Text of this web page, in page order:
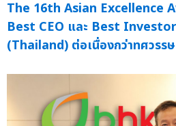
The 16th Asian Excellence
Best CEO และ Best
(Thailand) ต่อเนื่องกว่าทศวรรษ